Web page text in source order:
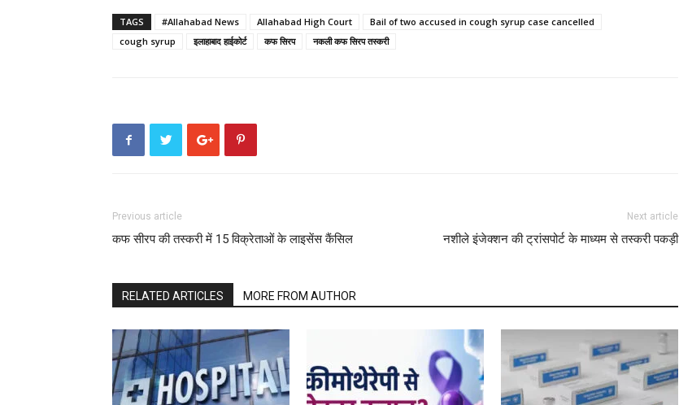
TAGS #Allahabad News Allahabad High Court
Bail of two accused in cough syrup case cancelled
cough syrup
इलाहाबाद हाईकोर्ट कफ सिरप नकली कफ सिरप तस्करी
Previous article
कफ सीरप की तस्करी में 15 विक्रेताओं के लाइसेंस कैंसिल
Next article
नशीले इंजेक्शन की ट्रांसपोर्ट के माध्यम से तस्करी पकड़ी
RELATED ARTICLES MORE FROM AUTHOR